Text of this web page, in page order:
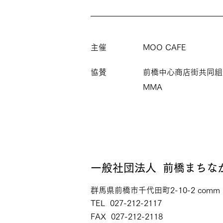
主催
協賛
MOO CAFE
前橋中心商店街共同
MMA
一般社団法人 前橋まちな
群馬県前橋市千代田町2-10-2 comm
TEL 027-212-2117
FAX 027-212-2118